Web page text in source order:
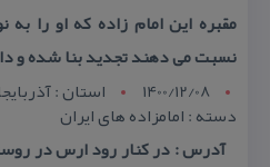
مقبره این امام زاده كه او را
نسبت می دهند تجدید بنا شده و
1400/12/08
استان :
دسته : امامزاده های ایران
آدرس : در كنار رود ارس در